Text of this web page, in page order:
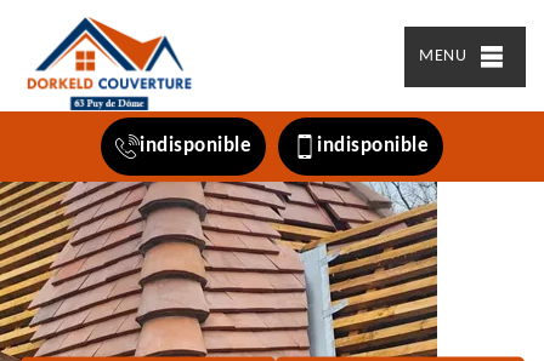
MENU
indisponible indisponible